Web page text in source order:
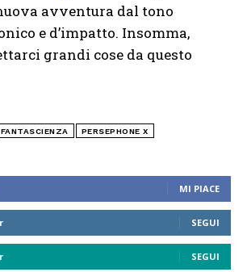
MI PIACE
SEGUI
SEGUI
avventura dal tono
e d’impatto. Insomma,
grandi cose da questo
FANTASCIENZA PERSEPHONE X